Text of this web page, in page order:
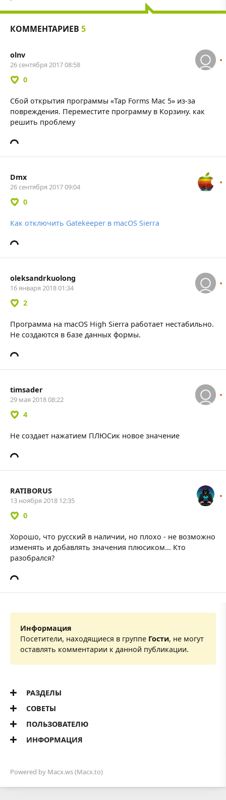
КОММЕНТАРИЕВ 5
olnv
26 сентября 2017 08:58
0
Сбой открытия программы «Tap Forms Mac 5» из-за
повреждения. Переместите программу в Корзину. как
решить проблему
Dmx
26 сентября 2017 09:04
0
Как отключить Gatekeeper в macOS Sierra
oleksandrkuolong
16 января 2018 01:34
2
Программа на macOS High Sierra работает нестабильно.
Не создаются в базе данных формы.
timsader
29 мая 2018 08:22
4
Не создает нажатием ПЛЮСик новое значение
RATIBORUS
13 ноября 2018 12:35
0
Хорошо, что русский в наличии, но плохо - не возможно
изменять и добавлять значения плюсиком... Кто
разобрался?
Информация
Посетители, находящиеся в группе Гости, не могут
оставлять комментарии к данной публикации.
РАЗДЕЛЫ
СОВЕТЫ
ПОЛЬЗОВАТЕЛЮ
ИНФОРМАЦИЯ
Powered by Macx.ws(Macx.to)